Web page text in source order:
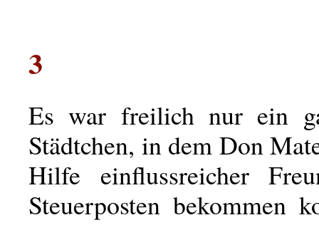
3
Es war freilich nur ein
Städtchen, in dem Don
Hilfe einflussreicher
Steuerposten bekommen